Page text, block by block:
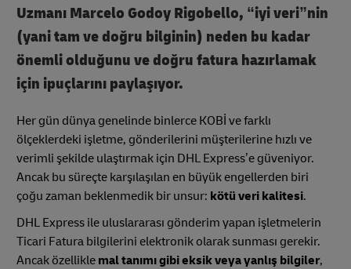
Uzmanı Marcelo Godoy Rigobello, “iyi veri”nin
(yani tam ve doğru bilginin) neden bu kadar
önemli olduğunu ve doğru fatura hazırlamak
için ipuçlarını paylaşıyor.
Her gün dünya genelinde binlerce KOBİ ve farklı
ölçeklerdeki işletme, gönderilerini müşterilerine hızlı ve
verimli şekilde ulaştırmak için DHL Express’e güveniyor.
Ancak bu süreçte karşılaşılan en büyük engellerden biri
çoğu zaman beklenmedik bir unsur: kötü veri kalitesi.
DHL Express ile uluslararası gönderim yapan işletmelerin
Ticari Fatura bilgilerini elektronik olarak sunması gerekir.
Ancak özellikle mal tanımı gibi eksik veya yanlış bilgiler,